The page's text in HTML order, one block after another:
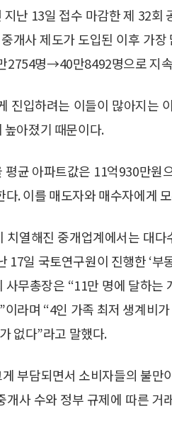
난 13일 접수 마감한 제 32회
개사 제도가 도입된 이후 가
2754명→40만8492명으로 지
진입하려는 이들이 많아지는
아졌기 때문이다.
균 아파트값은 11억930만원
. 이를 매도자와 매수자에게
치열해진 중개업계에서는 대
17일 국토연구원이 진행한 ‘부
무총장은 “11만 명에 달하는
라며 “4인 가족 최저 생계비
없다”라고 말했다.
부담되면서 소비자들의 불만
사 수와 정부 규제에 따른 거